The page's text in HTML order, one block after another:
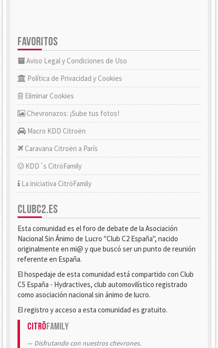
FAVORITOS
Aviso Legal y Condiciones de Uso
Política de Privacidad y Cookies
Eliminar Cookies
Chevronazos: ¡Sube tus fotos!
Macro KDD Citroën
Caravana Citroën a París
KDD´s CitröFamily
La iniciativa CitröFamily
CLUBC2.ES
Esta comunidad es el foro de debate de la Asociación
Nacional Sin Ánimo de Lucro "Club C2 España", nacido
originalmente en mi@ y que buscó ser un punto de reunión
referente en España.
El hospedaje de esta comunidad está compartido con Club
C5 España - Hydractives, club automovilístico registrado
como asociación nacional sin ánimo de lucro.
El registro y acceso a esta comunidad es gratuito.
CitröFamily
Disfrutando con nuestros chevrones.